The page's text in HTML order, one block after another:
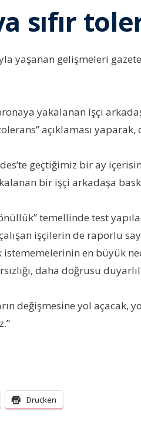
sıfır
yaşanan gelişmeleri
yakalanan işçi
açıklaması
geçtiğimiz bir ay
bir işçi arkadaşa
temellinde test
işçilerin de raporlu
istememelerinin en büyük
daha doğrusu
değişmesine yol açacak,
Drucken